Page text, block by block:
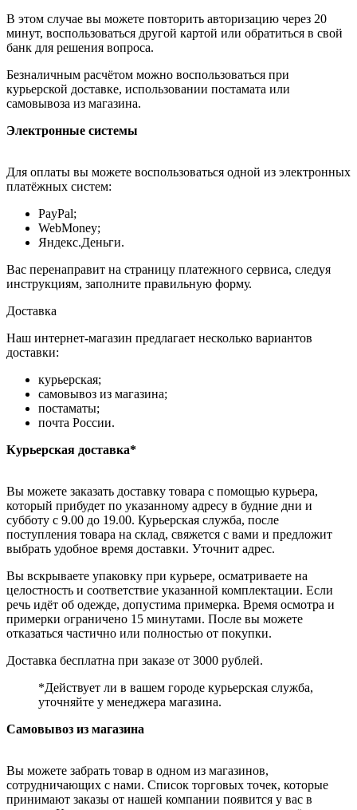
В этом случае вы можете повторить авторизацию через 20
минут, воспользоваться другой картой или обратиться в свой
банк для решения вопроса.
Безналичным расчётом можно воспользоваться при
курьерской доставке, использовании постамата или
самовывоза из магазина.
Электронные системы
Для оплаты вы можете воспользоваться одной из электронных
платёжных систем:
PayPal;
WebMoney;
Яндекс.Деньги.
Вас перенаправит на страницу платежного сервиса, следуя
инструкциям, заполните правильную форму.
Доставка
Наш интернет-магазин предлагает несколько вариантов
доставки:
курьерская;
самовывоз из магазина;
постаматы;
почта России.
Курьерская доставка*
Вы можете заказать доставку товара с помощью курьера,
который прибудет по указанному адресу в будние дни и
субботу с 9.00 до 19.00. Курьерская служба, после
поступления товара на склад, свяжется с вами и предложит
выбрать удобное время доставки. Уточнит адрес.
Вы вскрываете упаковку при курьере, осматриваете на
целостность и соответствие указанной комплектации. Если
речь идёт об одежде, допустима примерка. Время осмотра и
примерки ограничено 15 минутами. После вы можете
отказаться частично или полностью от покупки.
Доставка бесплатна при заказе от 3000 рублей.
*Действует ли в вашем городе курьерская служба,
уточняйте у менеджера магазина.
Самовывоз из магазина
Вы можете забрать товар в одном из магазинов,
сотрудничающих с нами. Список торговых точек, которые
принимают заказы от нашей компании появится у вас в